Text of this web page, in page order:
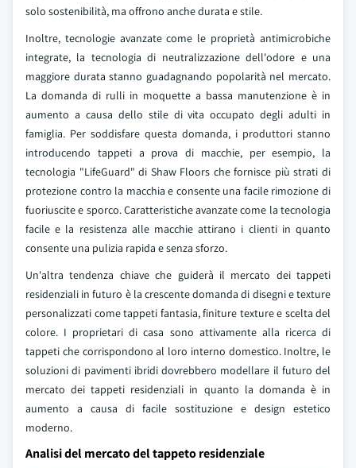
solo sostenibilità, ma offrono anche durata e stile.
Inoltre, tecnologie avanzate come le proprietà antimicrobiche
integrate, la tecnologia di neutralizzazione dell'odore e una
maggiore durata stanno guadagnando popolarità nel mercato.
La domanda di rulli in moquette a bassa manutenzione è in
aumento a causa dello stile di vita occupato degli adulti in
famiglia. Per soddisfare questa domanda, i produttori stanno
introducendo tappeti a prova di macchie, per esempio, la
tecnologia "LifeGuard" di Shaw Floors che fornisce più strati di
protezione contro la macchia e consente una facile rimozione di
fuoriuscite e sporco. Caratteristiche avanzate come la tecnologia
facile e la resistenza alle macchie attirano i clienti in quanto
consente una pulizia rapida e senza sforzo.
Un'altra tendenza chiave che guiderà il mercato dei tappeti
residenziali in futuro è la crescente domanda di disegni e texture
personalizzati come tappeti fantasia, finiture texture e scelta del
colore. I proprietari di casa sono attivamente alla ricerca di
tappeti che corrispondono al loro interno domestico. Inoltre, le
soluzioni di pavimenti ibridi dovrebbero modellare il futuro del
mercato dei tappeti residenziali in quanto la domanda è in
aumento a causa di facile sostituzione e design estetico
moderno.
Analisi del mercato del tappeto residenziale